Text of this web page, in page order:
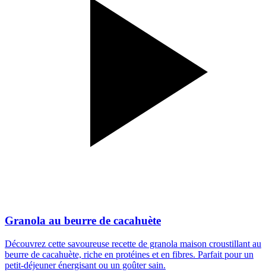
Granola au beurre de cacahuète
Découvrez cette savoureuse recette de granola maison croustillant au
beurre de cacahuète, riche en protéines et en fibres. Parfait pour un
petit-déjeuner énergisant ou un goûter sain.